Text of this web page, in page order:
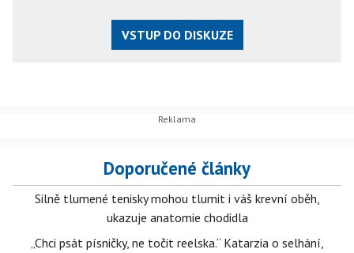
VSTUP DO DISKUZE
Doporučené články
Silně tlumené tenisky mohou tlumit i váš krevní oběh,
ukazuje anatomie chodidla
„Chci psát písničky, ne točit reelska.“ Katarzia o selhání,